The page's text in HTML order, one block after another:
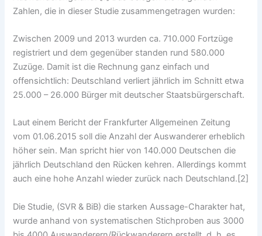
Zahlen, die in dieser Studie zusammengetragen wurden:
Zwischen 2009 und 2013 wurden ca. 710.000 Fortzüge
registriert und dem gegenüber standen rund 580.000
Zuzüge. Damit ist die Rechnung ganz einfach und
offensichtlich: Deutschland verliert jährlich im Schnitt etwa
25.000 – 26.000 Bürger mit deutscher Staatsbürgerschaft.
Laut einem Bericht der Frankfurter Allgemeinen Zeitung
vom 01.06.2015 soll die Anzahl der Auswanderer erheblich
höher sein. Man spricht hier von 140.000 Deutschen die
jährlich Deutschland den Rücken kehren. Allerdings kommt
auch eine hohe Anzahl wieder zurück nach Deutschland.[2]
Die Studie, (SVR & BiB) die starken Aussage-Charakter hat,
wurde anhand von systematischen Stichproben aus 3000